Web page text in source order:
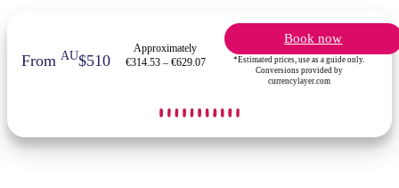
FromAU$510
Approximately
€314.53 – €629.07
Book now
*Estimated prices, use as a guide only.
Conversions provided by
currencylayer.com